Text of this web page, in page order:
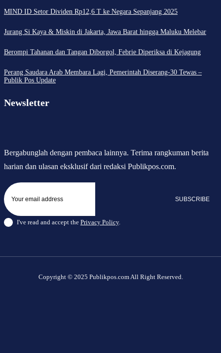
MIND ID Setor Dividen Rp12,6 T ke Negara Sepanjang 2025
Jurang Si Kaya & Miskin di Jakarta, Jawa Barat hingga Maluku Melebar
Berompi Tahanan dan Tangan Diborgol, Febrie Diperiksa di Kejagung
Perang Saudara Arab Membara Lagi, Pemerintah Diserang-30 Tewas –
Publik Pos Update
Newsletter
Bergabunglah dengan pembaca lainnya. Terima rangkuman berita
harian dan ulasan eksklusif dari redaksi Publikpos.com.
SUBSCRIBE
I've read and accept the Privacy Policy.
Copyright © 2025 Publikpos.com All Right Reserved.